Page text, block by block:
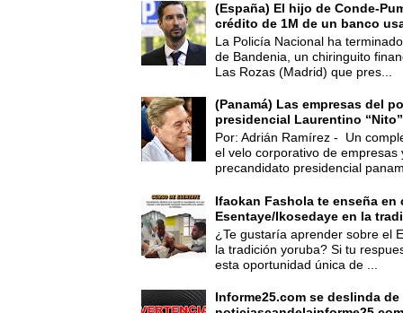
(España) El hijo de Conde-
crédito de 1M de un banco
La Policía Nacional ha
de Bandenia, un chiringuito
Las Rozas (Madrid) que pres...
(Panamá) Las empresas del
presidencial Laurentino
Por: Adrián Ramírez - Un
el velo corporativo de empresas
precandidato presidencial
Ifaokan Fashola te enseña
Esentaye/Ikosedaye en la
¿Te gustaría aprender sobre el
la tradición yoruba? Si tu
esta oportunidad única de ...
Informe25.com se deslinda de